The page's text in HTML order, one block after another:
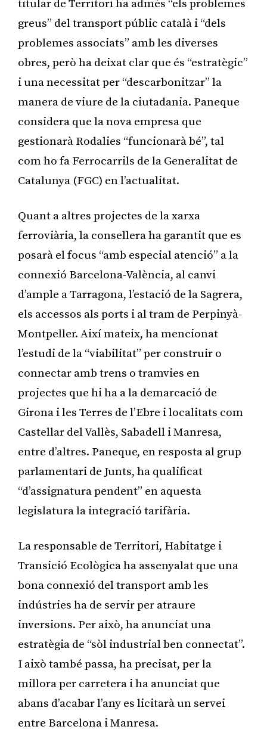
titular de Territori ha admès “els problemes
greus” del transport públic català i “dels
problemes associats” amb les diverses
obres, però ha deixat clar que és “estratègic”
i una necessitat per “descarbonitzar” la
manera de viure de la ciutadania. Paneque
considera que la nova empresa que
gestionarà Rodalies “funcionarà bé”, tal
com ho fa Ferrocarrils de la Generalitat de
Catalunya (FGC) en l’actualitat.
Quant a altres projectes de la xarxa
ferroviària, la consellera ha garantit que es
posarà el focus “amb especial atenció” a la
connexió Barcelona-València, al canvi
d’ample a Tarragona, l’estació de la Sagrera,
els accessos als ports i al tram de Perpinyà-
Montpeller. Així mateix, ha mencionat
l’estudi de la “viabilitat” per construir o
connectar amb trens o tramvies en
projectes que hi ha a la demarcació de
Girona i les Terres de l’Ebre i localitats com
Castellar del Vallès, Sabadell i Manresa,
entre d’altres. Paneque, en resposta al grup
parlamentari de Junts, ha qualificat
“d’assignatura pendent” en aquesta
legislatura la integració tarifària.
La responsable de Territori, Habitatge i
Transició Ecològica ha assenyalat que una
bona connexió del transport amb les
indústries ha de servir per atraure
inversions. Per això, ha anunciat una
estratègia de “sòl industrial ben connectat”.
I això també passa, ha precisat, per la
millora per carretera i ha anunciat que
abans d’acabar l’any es licitarà un servei
entre Barcelona i Manresa.